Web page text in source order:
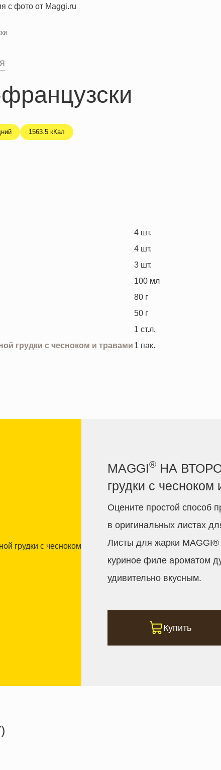
1563.5 кКал
4 шт.
4 шт.
3 шт.
100 мл
80 г
50 г
1 ст.л.
грудки с чесноком и травами 1 пак.
MAGGI® НА
грудки с чесноком
Оцените простой способ
в оригинальных листах
Листы для жарки MAGGI®
куриное филе ароматом
удивительно вкусным.
Купить